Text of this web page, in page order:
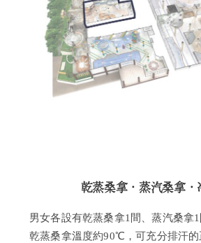
乾蒸桑拿・蒸汽桑拿・
男女各設有乾蒸桑拿1間、蒸汽桑拿1
乾蒸桑拿溫度約90℃，可充分排汗